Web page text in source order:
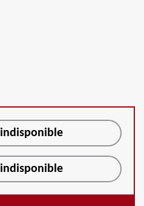
indisponible
indisponible